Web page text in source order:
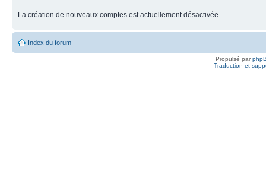
La création de nouveaux comptes est actuellement désactivée.
Index du forum
Propulsé par
Traduction et